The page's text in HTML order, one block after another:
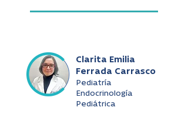
Clarita Emilia
Ferrada Carrasco
Pediatría
Endocrinología
Pediátrica